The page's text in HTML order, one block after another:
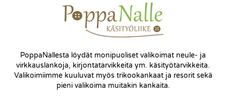
PoppaNallesta löydät monipuoliset valikoimat neule- ja
virkkauslankoja, kirjontatarvikkeita ym. käsityötarvikkeita.
Valikoimiimme kuuluvat myös trikookankaat ja resorit sekä
pieni valikoima muitakin kankaita.